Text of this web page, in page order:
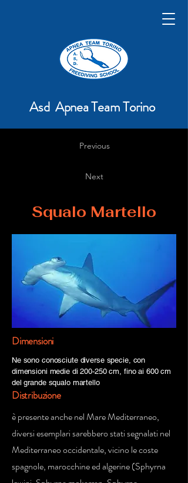
Asd Apnea Team Torino
Previous
Next
Squalo Martello
Dimensioni
Ne sono conosciute diverse specie, con
dimensioni medie di 200-250 cm, fino ai 600 cm
del grande squalo martello
Distribuzione
è presente anche nel Mare Mediterraneo,
diversi esemplari sarebbero stati segnalati nel
Mediterraneo occidentale, vicino le coste
spagnole, marocchine ed algerine (Sphyrna